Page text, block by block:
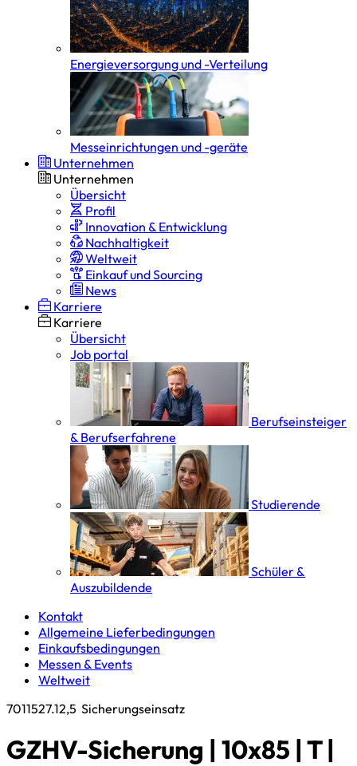
Energieversorgung und -Verteilung
Messeinrichtungen und -geräte
Unternehmen
Unternehmen
Übersicht
Profil
Innovation & Entwicklung
Nachhaltigkeit
Weltweit
Einkauf und Sourcing
News
Karriere
Karriere
Übersicht
Job portal
Berufseinsteiger
& Berufserfahrene
Studierende
Schüler &
Auszubildende
Kontakt
Allgemeine Lieferbedingungen
Einkaufsbedingungen
Messen & Events
Weltweit
7011527.12,5 Sicherungseinsatz
GZHV-Sicherung | 10x85 | T |